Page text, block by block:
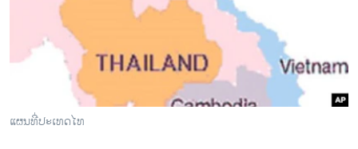
ຊຸມຊົນຊາວລາວ
ວິທະຍາສາດ-ເທັກໂນໂລຈີ
ວີດີໂອ
ແຜນທີ່ປະເທດໄທ